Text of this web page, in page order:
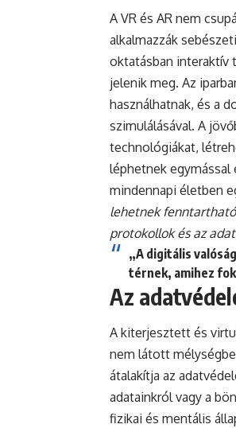
A VR és AR nem
alkalmazzák
oktatásban interaktív
jelenik meg. Az
használhatnak, és a
szimulálásával. A
technológiákat,
léphetnek egymással
mindennapi életben
lehetnek
protokollok és az
„A digitális
térnek, amihez
Az
A kiterjesztett és
nem látott
átalakítja az
adatainkról vagy a
fizikai és mentális